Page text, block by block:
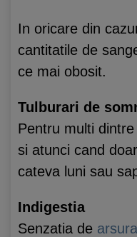
In oricare din
cantitatile de
ce mai obosit.
Tulburari de
Pentru multi
si atunci cand
cateva luni sau
Indigestia
Senzatia de